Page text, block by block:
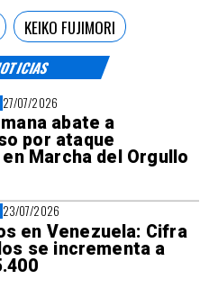
27/07/2026
abate a
por ataque
Marcha del Orgullo
23/07/2026
en Venezuela: Cifra
se incrementa a
KEIKO FUJIMORI